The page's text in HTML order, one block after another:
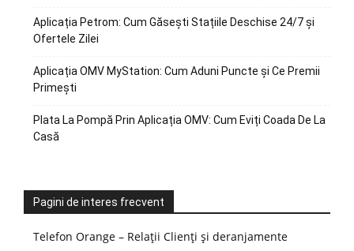
Aplicația Petrom: Cum Găsești Stațiile Deschise 24/7 și
Ofertele Zilei
Aplicația OMV MyStation: Cum Aduni Puncte și Ce Premii
Primești
Plata La Pompă Prin Aplicația OMV: Cum Eviți Coada De La
Casă
Pagini de interes frecvent
Telefon Orange – Relații Clienți și deranjamente